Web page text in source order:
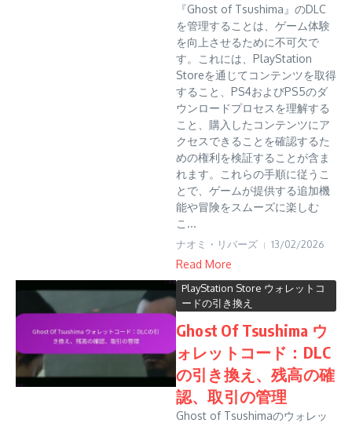
『Ghost of Tsushima』のDLC
を管理することは、ゲーム体験
を向上させるために不可欠で
す。これには、PlayStation
Storeを通じてコンテンツを取得
すること、PS4およびPS5のダ
ウンロードプロセスを理解する
こと、購入したコンテンツにア
クセスできることを確認するた
めの権利を検証することが含ま
れます。これらの手順に従うこ
とで、ゲームが提供する追加機
能や冒険をスムーズに楽しむ
こ...
ナオミ・リバーズ 13/02/2026
Read More
PlayStation Store ウォレットコ
ードの引き換え
Ghost Of Tsushima ウ
ォレットコード：DLC
の引き換え、残高の確
認、取引の管理
Ghost of Tsushimaのウォレッ